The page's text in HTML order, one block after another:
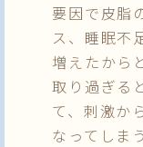
要因で皮脂
ス、睡眠
増えたから
取り過ぎる
て、刺激か
なってしま